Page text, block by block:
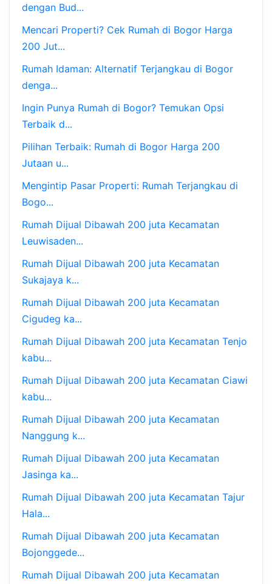
dengan Bud...
Mencari Properti? Cek Rumah di Bogor Harga
200 Jut...
Rumah Idaman: Alternatif Terjangkau di Bogor
denga...
Ingin Punya Rumah di Bogor? Temukan Opsi
Terbaik d...
Pilihan Terbaik: Rumah di Bogor Harga 200
Jutaan u...
Mengintip Pasar Properti: Rumah Terjangkau di
Bogo...
Rumah Dijual Dibawah 200 juta Kecamatan
Leuwisaden...
Rumah Dijual Dibawah 200 juta Kecamatan
Sukajaya k...
Rumah Dijual Dibawah 200 juta Kecamatan
Cigudeg ka...
Rumah Dijual Dibawah 200 juta Kecamatan Tenjo
kabu...
Rumah Dijual Dibawah 200 juta Kecamatan Ciawi
kabu...
Rumah Dijual Dibawah 200 juta Kecamatan
Nanggung k...
Rumah Dijual Dibawah 200 juta Kecamatan
Jasinga ka...
Rumah Dijual Dibawah 200 juta Kecamatan Tajur
Hala...
Rumah Dijual Dibawah 200 juta Kecamatan
Bojonggede...
Rumah Dijual Dibawah 200 juta Kecamatan